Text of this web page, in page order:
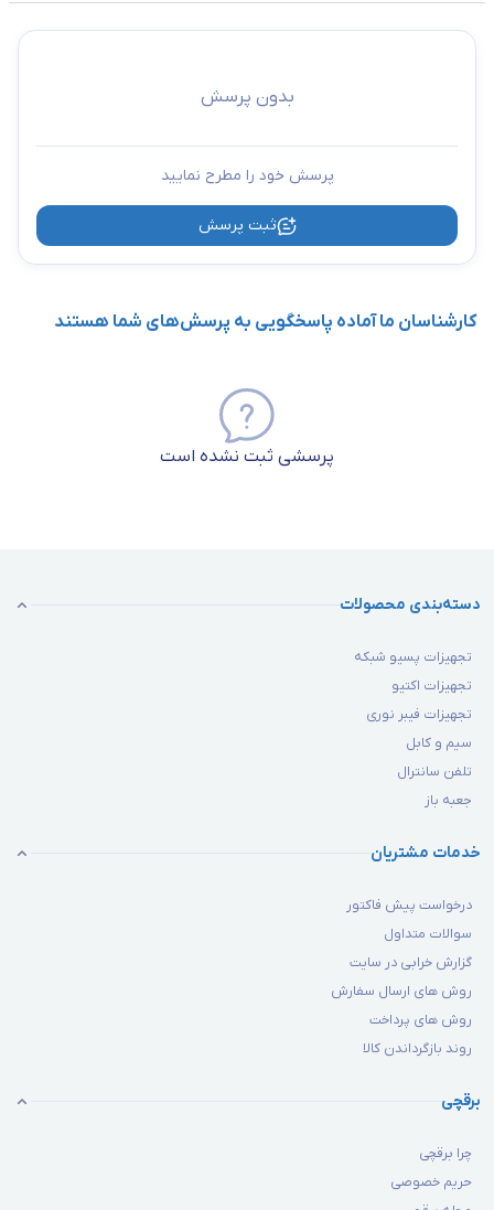
بدون پرسش
پرسش خود را مطرح نمایید
ثبت پرسش
کارشناسان ما آماده پاسخگویی به پرسش‌های شما هستند
پرسشی ثبت نشده است
دسته‌بندی محصولات
تجهیزات پسیو شبکه
تجهیزات اکتیو
تجهیزات فیبر نوری
سیم و کابل
تلفن سانترال
جعبه باز
خدمات مشتریان
درخواست پیش فاکتور
سوالات متداول
گزارش خرابی در سایت
روش های ارسال سفارش
روش های پرداخت
روند بازگرداندن کالا
برقچی
چرا برقچی
حریم خصوصی